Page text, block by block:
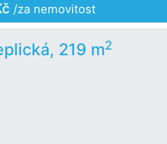
/za nemovitost
219 m2